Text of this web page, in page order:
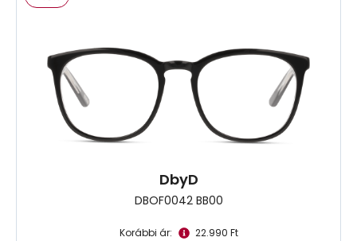
DbyD
DBOF0042 BB00
Korábbi ár: 22.990 Ft